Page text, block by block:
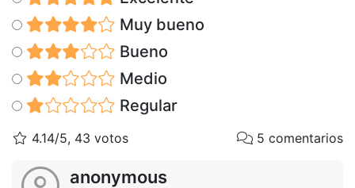
Muy bueno
Bueno
Medio
Regular
4.14/5, 43 votos 5 comentarios
anonymous